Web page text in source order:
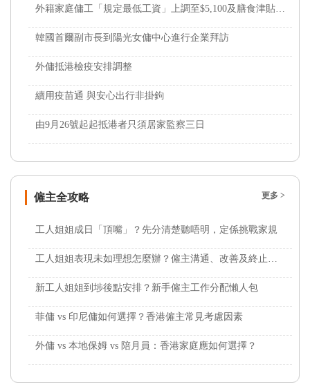
韓國首爾副市長到陽光女傭中心進行企業拜訪
外傭抵港檢疫安排調整
續用疫苗通 與安心出行非掛鉤
由9月26號起起抵港者只須居家監察三日
僱主全攻略 更多 >
工人姐姐成日「頂嘴」？先分清楚聽唔明，定係挑戰家規
新工人姐姐到埗後點安排？新手僱主工作分配懶人包
菲傭 vs 印尼傭如何選擇？香港僱主常見考慮因素
外傭 vs 本地保姆 vs 陪月員：香港家庭應如何選擇？